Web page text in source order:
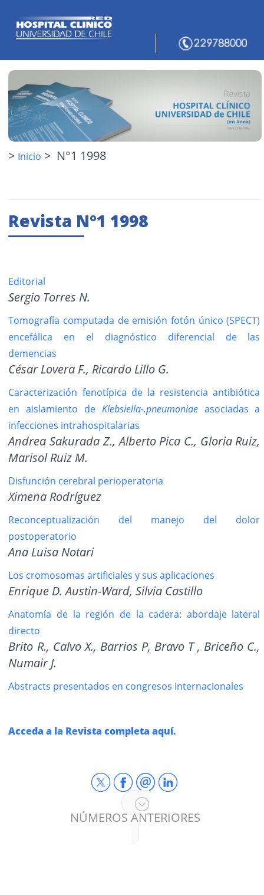
> Inicio > N°1 1998
Revista N°1 1998
Editorial
Sergio Torres N.
Tomografía computada de emisión fotón único (SPECT)
encefálica en el diagnóstico diferencial de las
demencias
César Lovera F., Ricardo Lillo G.
Caracterización fenotípica de la resistencia antibiótica
en aislamiento de Klebsiella-.pneumoniaeasociadas a
infecciones intrahospitalarias
Andrea Sakurada Z., Alberto Pica C., Gloria Ruiz,
Marisol Ruiz M.
Disfunción cerebral perioperatoria
Ximena Rodríguez
Reconceptualización del manejo del dolor
postoperatorio
Ana Luisa Notari
Los cromosomas artificiales y sus aplicaciones
Enrique D. Austin-Ward, Silvia Castillo
Anatomía de la región de la cadera: abordaje lateral
directo
Brito R., Calvo X., Barrios P, Bravo T , Briceño C.,
Numair J.
Abstracts presentados en congresos internacionales
Acceda a la Revista completa aquí.
NÚMEROS ANTERIORES